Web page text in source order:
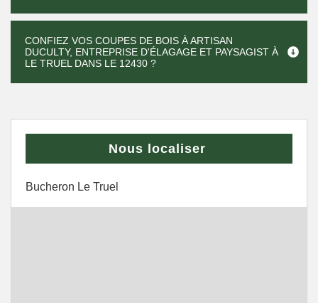
CONFIEZ VOS COUPES DE BOIS À ARTISAN
DUCULTY, ENTREPRISE D'ÉLAGAGE ET PAYSAGIST À
LE TRUEL DANS LE 12430 ?
Nous localiser
Bucheron Le Truel